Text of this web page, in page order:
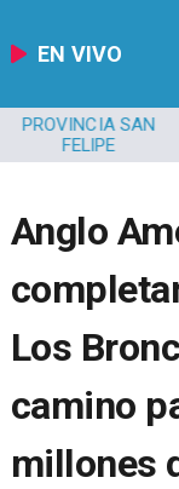
EN VIVO
PROVINCIA SAN
FELIPE
​​Anglo
Los
camino
millones